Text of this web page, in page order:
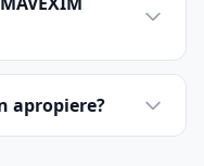
apropiere?